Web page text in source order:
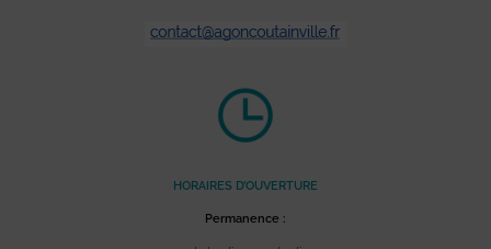
HORAIRES D’OUVERTURE
Permanence :